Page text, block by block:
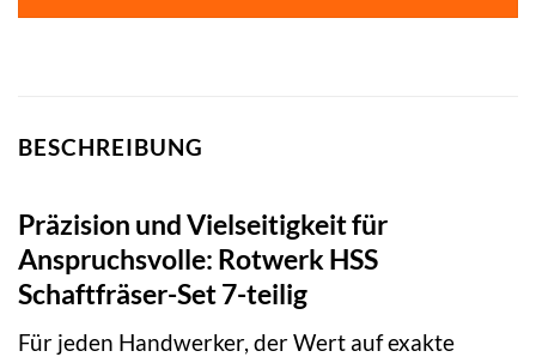
BESCHREIBUNG
Präzision und Vielseitigkeit für
Anspruchsvolle: Rotwerk HSS
Schaftfräser-Set 7-teilig
Für jeden Handwerker, der Wert auf exakte